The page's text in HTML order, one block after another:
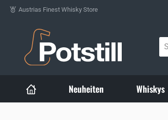
Zum Hauptinhalt springen
Austrias Finest Whisky Store
Neuheiten Whiskys